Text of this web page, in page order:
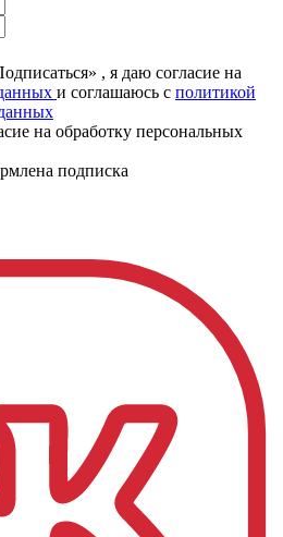
, я даю согласие на
и соглашаюсь c политикой
на обработку персональных
подписка